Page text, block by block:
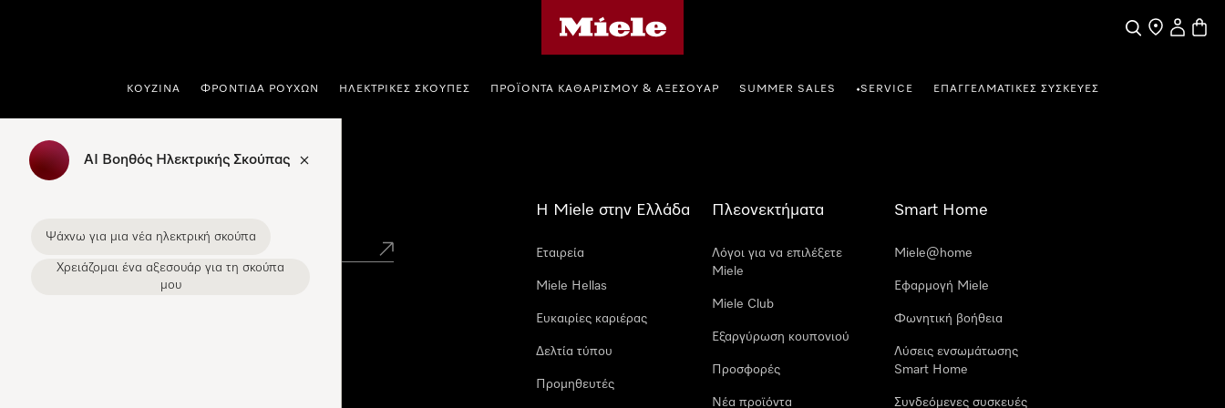
Αναζήτηση
Εύρεση
Ο
ΚΟΥΖΊΝΑ ΦΡΟΝΤΊΔΑ ΡΟΎΧΩΝ ΗΛΕΚΤΡΙΚΈΣ ΣΚΟΎΠΕΣ ΠΡΟΪΌΝΤΑ ΚΑΘΑΡΙΣΜΟΎ & ΑΞΕΣΟΥΆΡ SUMMER SALES •SERVICE ΕΠΑΓΓΕΛΜΑΤΙΚΈΣ ΣΥΣΚΕΥΈΣ
AI Βοηθός Ηλεκτρικής Σκούπας
Ψάχνω για μια νέα ηλεκτρική σκούπα
Χρειάζομαι ένα αξεσουάρ για τη σκούπα
μου
Η Miele στην Ελλάδα
Εταιρεία
Miele Hellas
Ευκαιρίες καριέρας
Δελτία τύπου
Προμηθευτές
Πλεονεκτήματα
Λόγοι για να επιλέξετε
Miele
Miele Club
Εξαργύρωση κουπονιού
Προσφορές
Νέα προϊόντα
Smart Home
Miele@home
Εφαρμογή Miele
Φωνητική βοήθεια
Λύσεις ενσωμάτωσης
Smart Home
Συνδεόμενες συσκευές